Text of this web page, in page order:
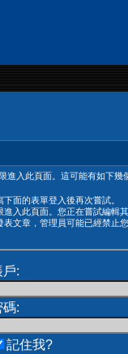
進入此頁面。這可能有如下幾
面的表單登入後再次嘗試。
進入此頁面。您正在嘗試編輯
表文章，管理員可能已經禁止
戶:
碼:
記住我?